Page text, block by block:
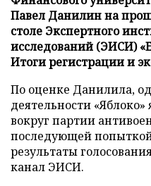
Павел Данилин на
столе Экспертного
исследований (ЭИСИ)
Итоги регистрации и
По оценке Данилила,
деятельности
вокруг партии
последующей
результаты
канал ЭИСИ.